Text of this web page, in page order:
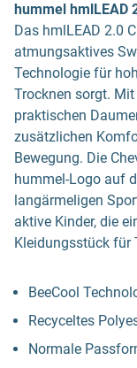
hummel hmlLEAD
Das hmlLEAD 2.0
atmungsaktives
Technologie für
Trocknen sorgt.
praktischen
zusätzlichen
Bewegung. Die
hummel-Logo auf
langärmeligen
aktive Kinder, die
Kleidungsstück für
BeeCool
Recyceltes
Normale